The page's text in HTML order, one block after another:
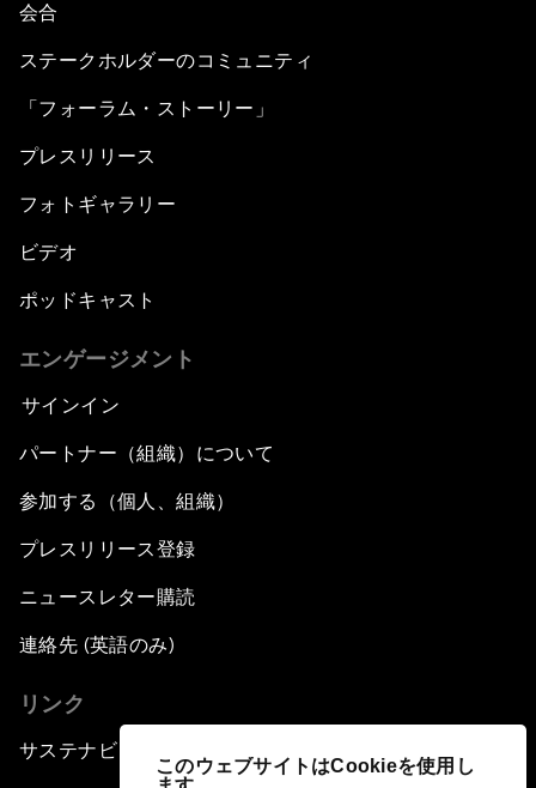
このウェブサイトはCookieを使用し
会合
ステークホルダーのコミュニティ
「フォーラム・ストーリー」
プレスリリース
フォトギャラリー
ビデオ
ポッドキャスト
エンゲージメント
サインイン
パートナー（組織）について
参加する（個人、組織）
プレスリリース登録
ニュースレター購読
連絡先 (英語のみ)
リンク
サステナビリティへの取り組み